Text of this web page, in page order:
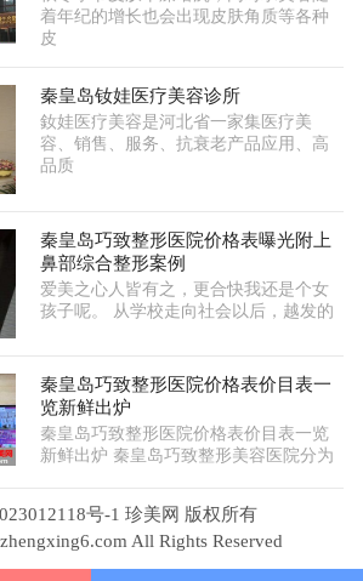
着年纪的增长也会出现皮肤角质等各种
皮
秦皇岛钕娃医疗美容诊所
釹娃医疗美容是河北省一家集医疗美
容、销售、服务、抗衰老产品应用、高
品质
秦皇岛巧致整形医院价格表曝光附上
鼻部综合整形案例
爱美之心人皆有之，更合快我还是个女
孩子呢。 从学校走向社会以后，越发的
秦皇岛巧致整形医院价格表价目表一
览新鲜出炉
秦皇岛巧致整形医院价格表价目表一览
新鲜出炉 秦皇岛巧致整形美容医院分为
号-1 珍美网 版权所有
All Rights Reserved